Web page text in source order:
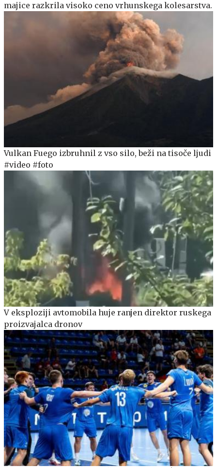
majice razkrila visoko ceno vrhunskega kolesarstva.
Vulkan Fuego izbruhnil z vso silo, beži na tisoče ljudi
#video #foto
V eksploziji avtomobila huje ranjen direktor ruskega
proizvajalca dronov